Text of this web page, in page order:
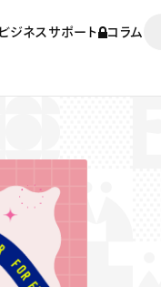
ビジネスサポート コラム